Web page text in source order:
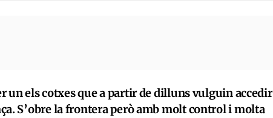
un els cotxes que a partir de dilluns vulguin accedir
S’obre la frontera però amb molt control i molta